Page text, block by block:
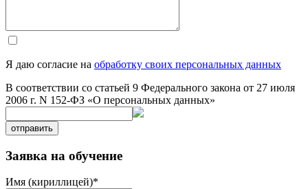
Я даю согласие на обработку своих персональных данных
В соответствии со статьей 9 Федерального закона от 27 июля
2006 г. N 152-ФЗ «О персональных данных»
отправить
Заявка на обучение
Имя (кириллицей)*